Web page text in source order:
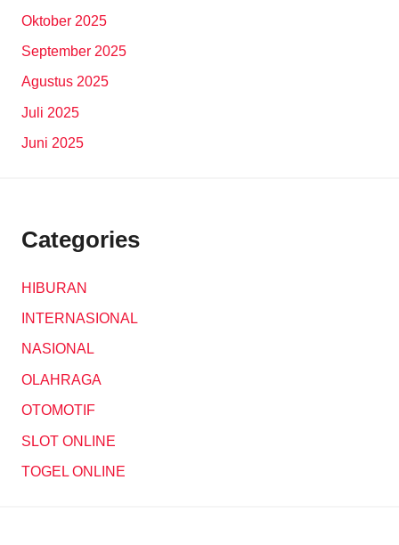
Oktober 2025
September 2025
Agustus 2025
Juli 2025
Juni 2025
Categories
HIBURAN
INTERNASIONAL
NASIONAL
OLAHRAGA
OTOMOTIF
SLOT ONLINE
TOGEL ONLINE